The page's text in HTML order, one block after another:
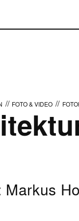
// FOTO & VIDEO //
Markus